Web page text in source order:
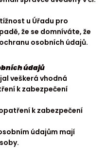
u Úřadu pro
že se domníváte, že
osobních údajů.
údajů
veškerá vhodná
k zabezpečení
k zabezpečení
údajům mají